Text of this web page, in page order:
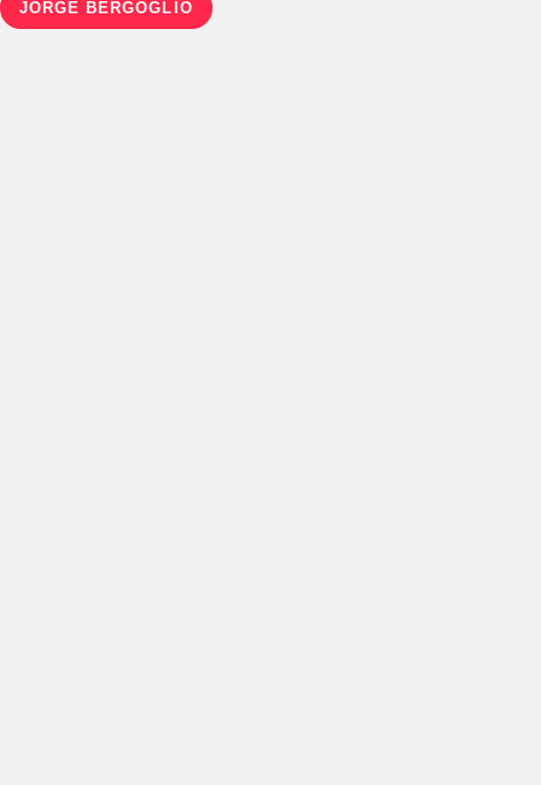
JORGE BERGOGLIO